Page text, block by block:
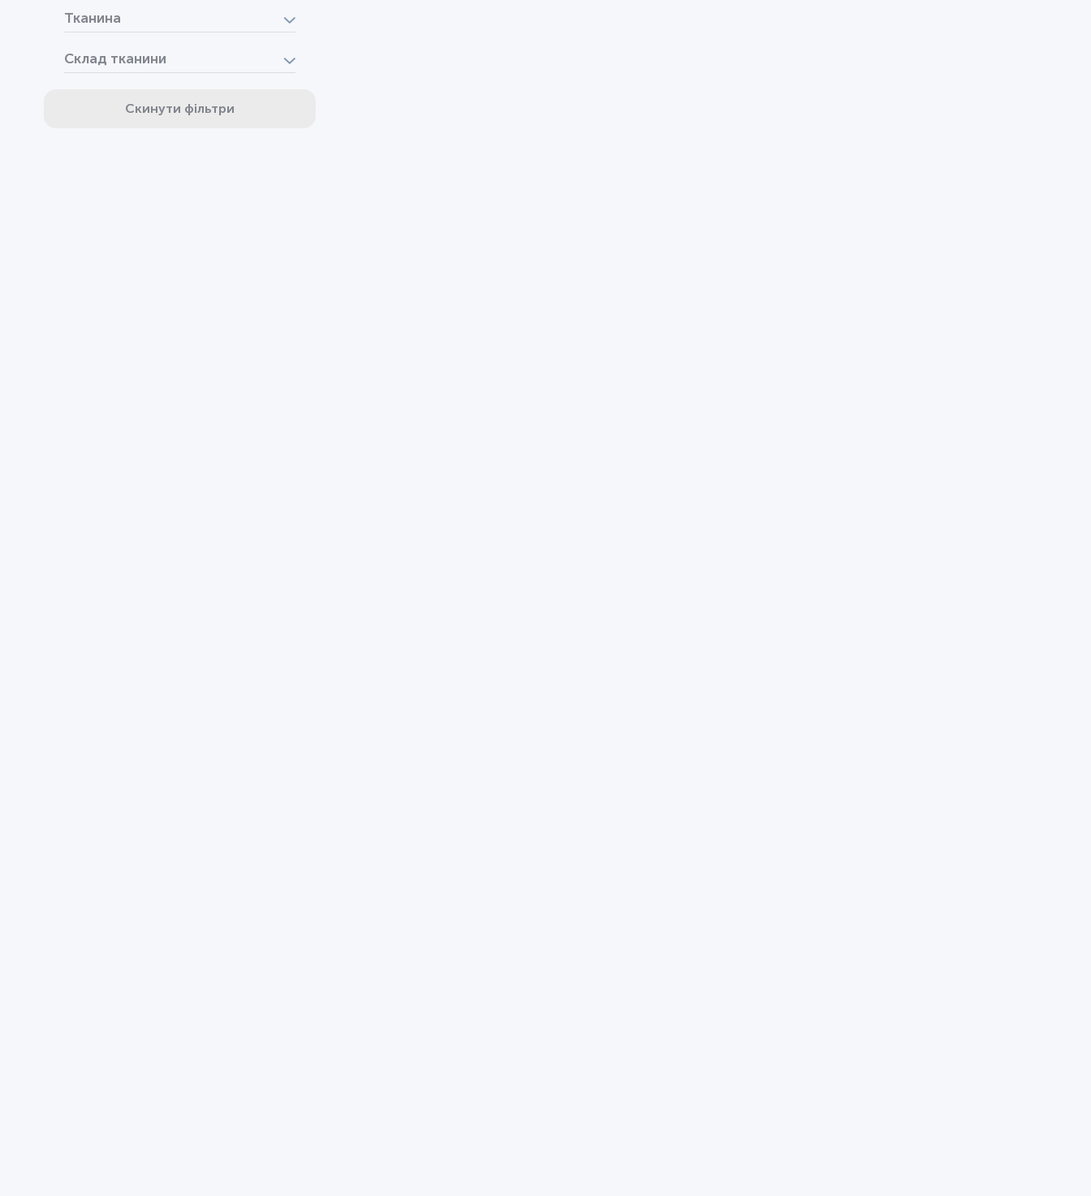
Тканина
Склад тканини
Скинути фільтри